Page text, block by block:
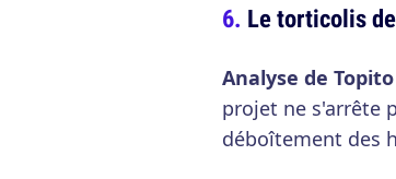
Le torticolis
Analyse de
projet ne s'arrête
déboîtement des